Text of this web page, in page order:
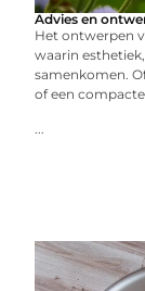
Advies en
Het ontwerpen
waarin
samenkomen.
of een compacte
...